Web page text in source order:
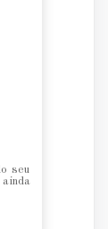
seu